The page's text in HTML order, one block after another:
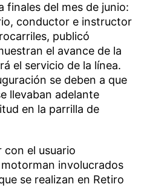
del mes de junio:
conductor e instructor
publicó
el avance de la
el servicio de la línea.
se deben a que
llevaban adelante
en la parrilla de
el usuario
motorman involucrados
se realizan en Retiro